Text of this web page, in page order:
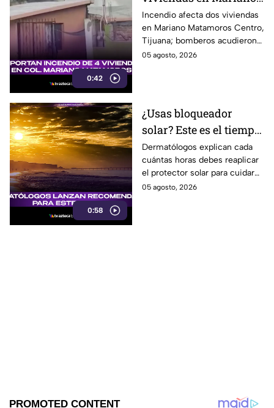
0:42
Matamoros Centro;
moviliza a cuerpos de
emergencia en Tijuana
Incendio afecta dos viviendas
en Mariano Matamoros Centro,
Tijuana; bomberos acudieron
para atender la emergencia
05 agosto, 2026
0:58
¿Usas bloqueador
solar? Este es el tiempo
exacto para volver a
aplicarlo
Dermatólogos explican cada
cuántas horas debes reaplicar
el protector solar para cuidar
tu piel y reducir los daños del
05 agosto, 2026